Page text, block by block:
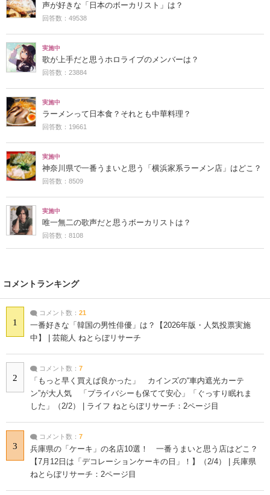
声が好きな「日本のボーカリスト」は？
回答数：49538
実施中
歌が上手だと思うホロライブのメンバーは？
回答数：23884
実施中
ラーメンって日本食？それとも中華料理？
回答数：19661
実施中
神奈川県で一番うまいと思う「横浜家系ラーメン店」はどこ？
回答数：8509
実施中
唯一無二の歌声だと思うボーカリストは？
回答数：8108
コメントランキング
1
コメント数： 21
一番好きな「韓国の男性俳優」は？【2026年版・人気投票実施
中】 | 芸能人 ねとらぼリサーチ
2
コメント数： 7
「もっと早く買えば良かった」 カインズの“車内遮光カーテ
ン”が大人気 「プライバシーも保てて安心」「ぐっすり眠れま
した」（2/2） | ライフ ねとらぼリサーチ：2ページ目
3
コメント数： 7
兵庫県の「ケーキ」の名店10選！ 一番うまいと思う店はどこ？
【7月12日は「デコレーションケーキの日」！】（2/4） | 兵庫県
ねとらぼリサーチ：2ページ目